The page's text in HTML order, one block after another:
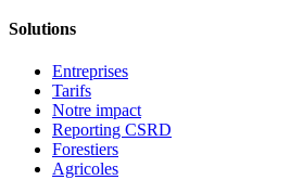
Solutions
Entreprises
Tarifs
Notre impact
Reporting CSRD
Forestiers
Agricoles